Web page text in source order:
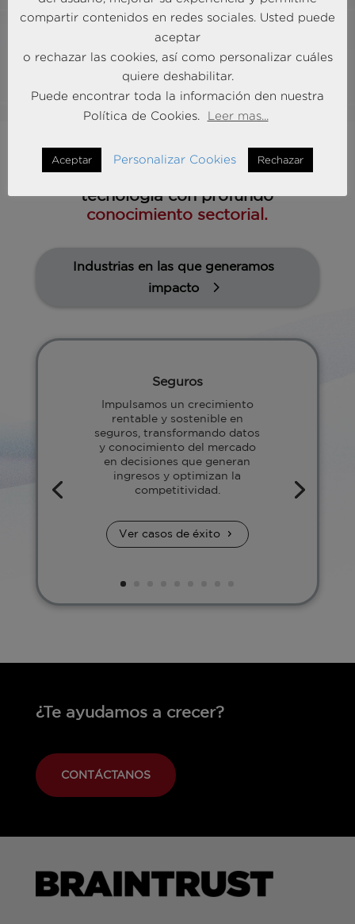
Más información
Unimos el poder de los datos y la
tecnología con profundo
conocimiento sectorial.
Industrias en las que generamos
impacto
Seguros
Impulsamos un crecimiento
rentable y sostenible en
seguros, transformando datos
y conocimiento del mercado
en decisiones que generan
ingresos y optimizan la
competitividad.
Ver casos de éxito
¿Te ayudamos a crecer?
CONTÁCTANOS
compartir contenidos en redes sociales. Usted puede
aceptar
o rechazar las cookies, así como personalizar cuáles
quiere deshabilitar.
Puede encontrar toda la información den nuestra
Política de Cookies.
Leer mas...
Aceptar Personalizar Cookies Rechazar